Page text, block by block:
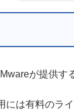
が提供す
には有料のラ